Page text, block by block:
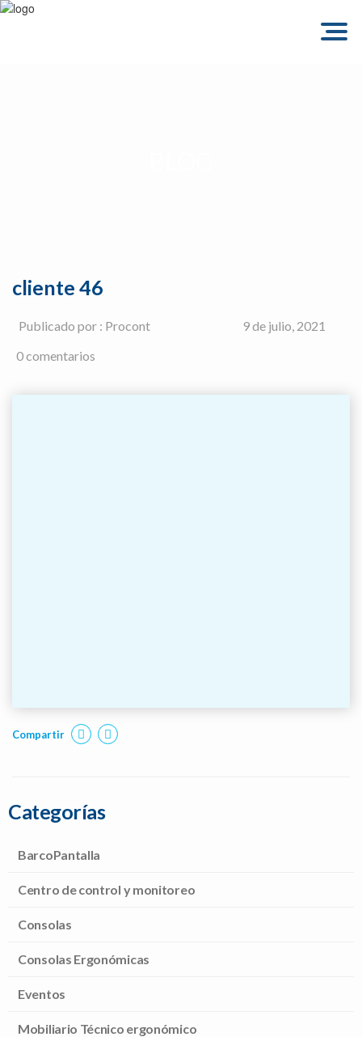
cliente 46
Publicado por : Procont
9 de julio, 2021
0 comentarios
Compartir
Categorías
BarcoPantalla
Centro de control y monitoreo
Consolas
Consolas Ergonómicas
Eventos
Mobiliario Técnico ergonómico